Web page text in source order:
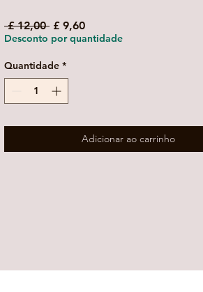
£ 12,00 Preço
normal
£ 9,60Preço
promocional
Desconto por quantidade
Quantidade *
Adicionar ao carrinho